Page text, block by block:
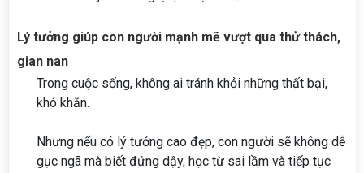
Lý tưởng giúp con người mạnh mẽ vượt qua thử thách,
gian nan
Trong cuộc sống, không ai tránh khỏi những thất bại,
khó khăn.
Nhưng nếu có lý tưởng cao đẹp, con người sẽ không dễ
gục ngã mà biết đứng dậy, học từ sai lầm và tiếp tục